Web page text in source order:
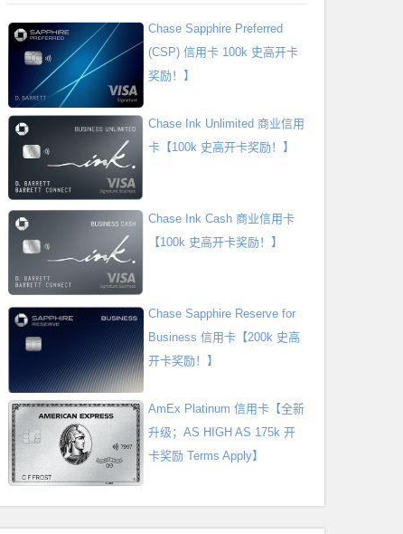
Chase Sapphire Preferred
(CSP) 信用卡 100k 史高开卡
奖励！】
Chase Ink Unlimited 商业信用
卡【100k 史高开卡奖励！】
Chase Ink Cash 商业信用卡
【100k 史高开卡奖励！】
Chase Sapphire Reserve for
Business 信用卡【200k 史高
开卡奖励！】
AmEx Platinum 信用卡【全新
升级；AS HIGH AS 175k 开
卡奖励 Terms Apply】